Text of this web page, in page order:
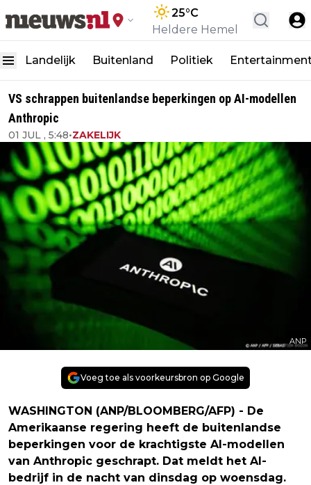
25°C
Heldere Hemel
Landelijk Buitenland Politiek
VS schrappen buitenlandse beperkingen op AI-modellen
Anthropic
01 JUL , 5:48•ZAKELIJK
ANP
Voeg toe als voorkeursbron op Google
WASHINGTON (ANP/BLOOMBERG/AFP) - De
Amerikaanse regering heeft de buitenlandse
beperkingen voor de krachtigste AI-modellen
van Anthropic geschrapt. Dat meldt het AI-
bedrijf in de nacht van dinsdag op woensdag.